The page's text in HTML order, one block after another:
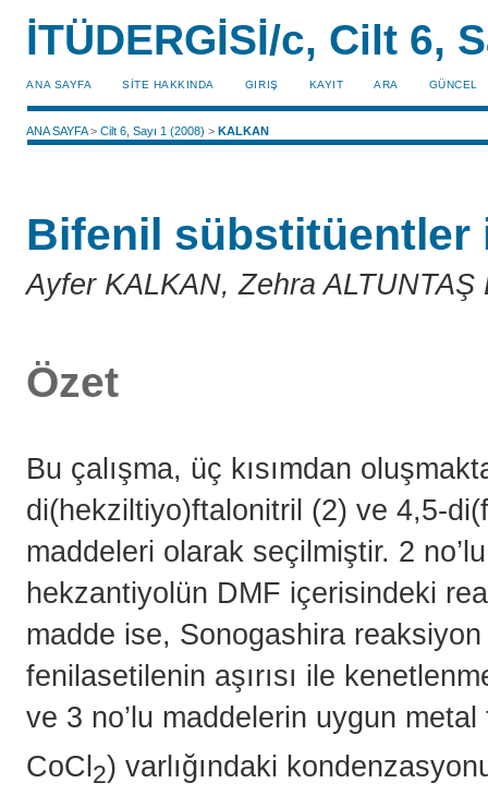
İTÜDERGİSİ/c, Cilt 6,
ANA SAYFA SİTE HAKKINDA GIRIŞ KAYIT ARA GÜNCEL
ANA SAYFA>Cilt 6, Sayı 1 (2008) >KALKAN
Bifenil
Ayfer KALKAN, Zehra ALTUNTAŞ
Özet
Bu çalışma, üç kısımdan
di(hekziltiyo)ftalonitril (2) ve 4,5-
maddeleri olarak seçilmiştir. 2
hekzantiyolün DMF içerisindeki
madde ise, Sonogashira
fenilasetilenin aşırısı ile
ve 3 no’lu maddelerin uygun metal
CoCl 2) varlığındaki